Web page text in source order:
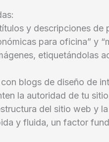
y descripciones de
para oficina” y
etiquetándolas
blogs de diseño de
la autoridad de tu
del sitio web y
y fluida, un factor